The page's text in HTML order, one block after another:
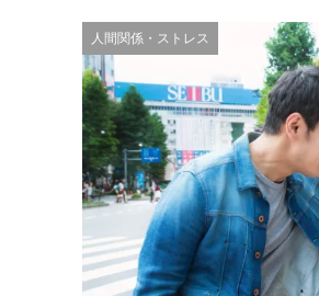
人間関係・ストレス